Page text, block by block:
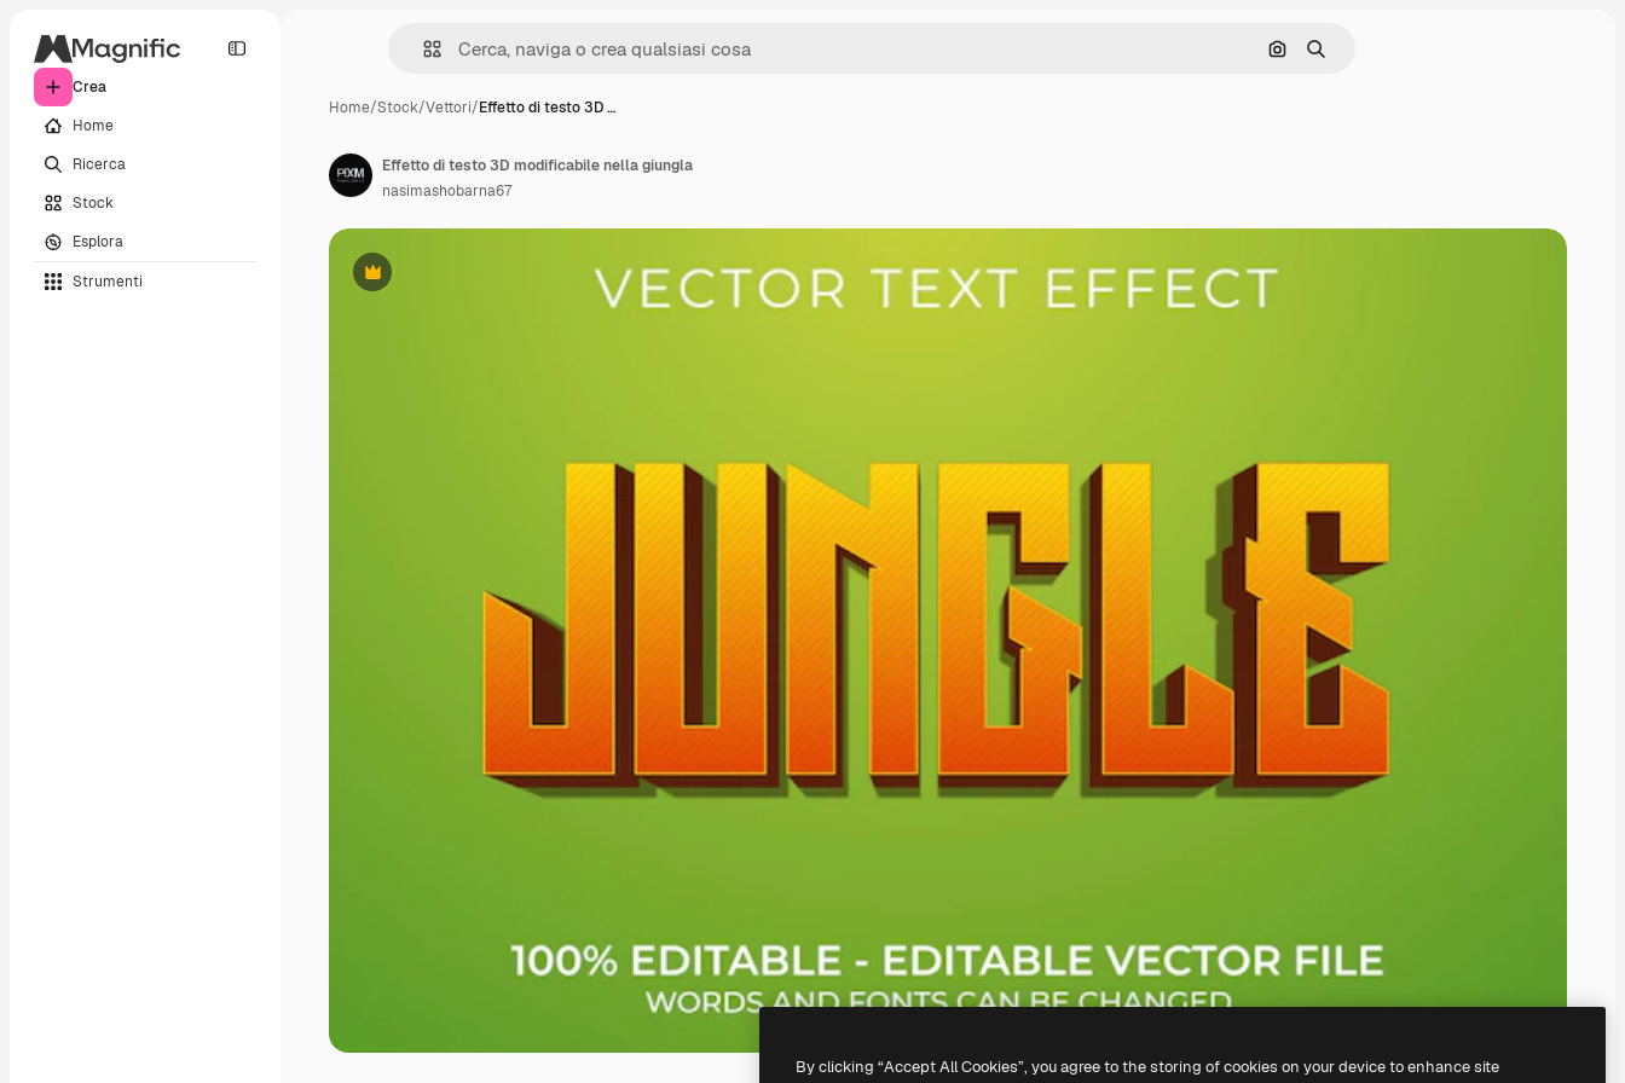
Crea
Home
Ricerca
Stock
Esplora
Strumenti
Cerca per immagine
Ricerca
Home/Stock/Vettori/Effetto di testo 3D …
Premium
Effetto di testo 3D modificabile nella giungla
nasimashobarna67
By clicking “Accept All Cookies”, you agree to the storing of cookies on your device to enhance site